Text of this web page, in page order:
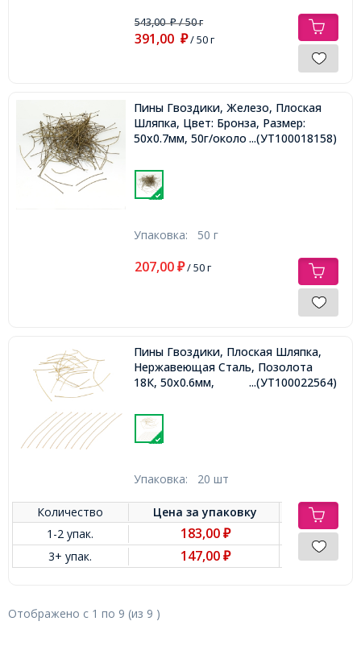
543,00₽/ 50 г
391,00 ₽/ 50 г
Пины Гвоздики, Железо, Плоская
Шляпка, Цвет: Бронза, Размер:
50х0.7мм, 50г/около 250шт,...(УТ100018158)
Упаковка: 50 г
207,00 ₽/ 50 г
Пины Гвоздики, Плоская Шляпка,
Нержавеющая Сталь, Позолота
18К, 50х0.6мм,
...(УТ100022564)
Упаковка: 20 шт
Количество Цена заупаковку
1-2 упак.
183,00 ₽
3+ упак. 147,00 ₽
Отображено с 1 по 9 (из 9 )